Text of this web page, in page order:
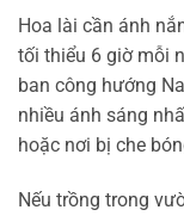
Hoa lài cần ánh
tối thiểu 6 giờ mỗi
ban công hướng
nhiều ánh sáng
hoặc nơi bị che
Nếu trồng trong